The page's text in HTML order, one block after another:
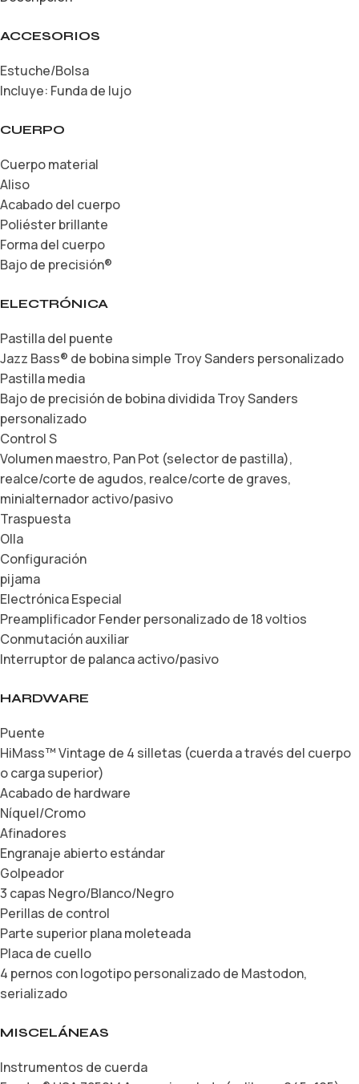
ACCESORIOS
Estuche/Bolsa
Incluye: Funda de lujo
CUERPO
Cuerpo material
Aliso
Acabado del cuerpo
Poliéster brillante
Forma del cuerpo
Bajo de precisión®
ELECTRÓNICA
Pastilla del puente
Jazz Bass® de bobina simple Troy Sanders personalizado
Pastilla media
Bajo de precisión de bobina dividida Troy Sanders
personalizado
Control S
Volumen maestro, Pan Pot (selector de pastilla),
realce/corte de agudos, realce/corte de graves,
minialternador activo/pasivo
Traspuesta
Olla
Configuración
pijama
Electrónica Especial
Preamplificador Fender personalizado de 18 voltios
Conmutación auxiliar
Interruptor de palanca activo/pasivo
HARDWARE
Puente
HiMass™ Vintage de 4 silletas (cuerda a través del cuerpo
o carga superior)
Acabado de hardware
Níquel/Cromo
Afinadores
Engranaje abierto estándar
Golpeador
3 capas Negro/Blanco/Negro
Perillas de control
Parte superior plana moleteada
Placa de cuello
4 pernos con logotipo personalizado de Mastodon,
serializado
MISCELÁNEAS
Instrumentos de cuerda